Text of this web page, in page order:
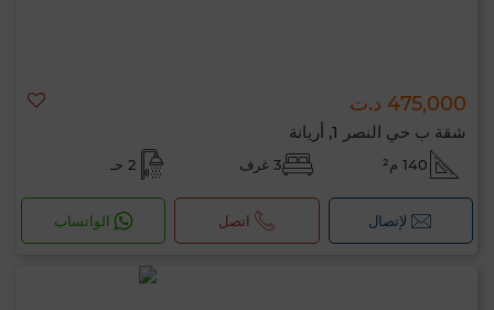
475,000 د.ت
شقة ب حي النصر 1, أريانة
140 م² 3 غرف 2 حـ
لإتصال اتصل الواتساب